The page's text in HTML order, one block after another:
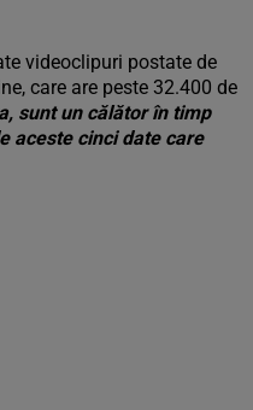
videoclipuri postate de
care are peste 32.400 de
sunt un călător în timp
aceste cinci date care